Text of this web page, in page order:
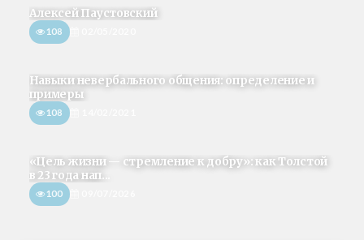
Алексей Паустовский
108
Навыки невербального общения: определение и
примеры
108
«Цель жизни — стремление к добру»: как Толстой
в 23 года нап...
100